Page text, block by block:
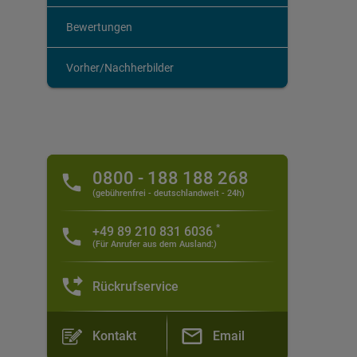
Bewertungen
Vorher/Nachherbilder
0800 - 188 188 268
(gebührenfrei - deutschlandweit - 24h)
+49 89 210 831 6036 *
(Für Anrufer aus dem Ausland:)
Rückrufservice
Kontakt Email